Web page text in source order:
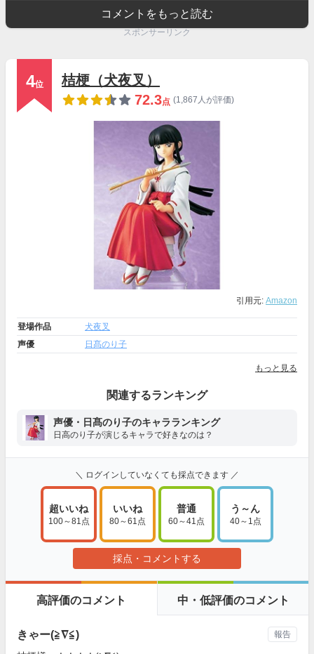
コメントをもっと読む
スポンサーリンク
4位
桔梗（犬夜叉）
72.3点 (1,867人が評価)
引用元: Amazon
登場作品
犬夜叉
声優
日髙のり子
もっと見る
関連するランキング
声優・日髙のり子のキャラランキング
日高のり子が演じるキャラで好きなのは？
＼ ログインしていなくても採点できます ／
超いいね
100～81点
いいね
80～61点
普通
60～41点
う～ん
40～1点
採点・コメントする
高評価のコメント 中・低評価のコメント
きゃー(≧∇≦) 報告